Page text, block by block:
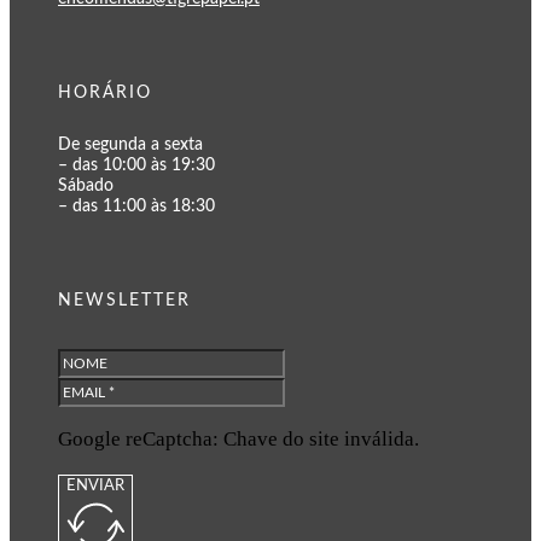
HORÁRIO
De segunda a sexta
– das 10:00 às 19:30
Sábado
– das 11:00 às 18:30
NEWSLETTER
Google reCaptcha: Chave do site inválida.
ENVIAR